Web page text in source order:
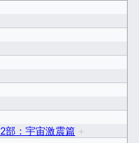
部：宇宙激震篇 +